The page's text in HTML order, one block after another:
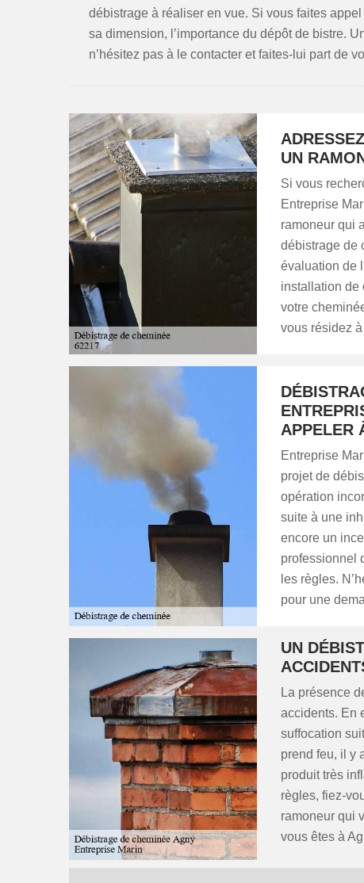
débistrage à réaliser en vue. Si vous faites
sa dimension, l’importance du dépôt de bistre.
n’hésitez pas à le contacter et faites-lui part de
UN
Si vous
Entreprise
ramoneur qui
débistrage de
évaluation de
installation de
votre
vous résidez
APPELER
Entreprise
projet de
opération
suite à une
encore un
professionnel
les règles.
pour une
UN
La présence
accidents. En
suffocation
prend feu, il y
produit très
règles, fiez-
ramoneur qui
vous êtes à